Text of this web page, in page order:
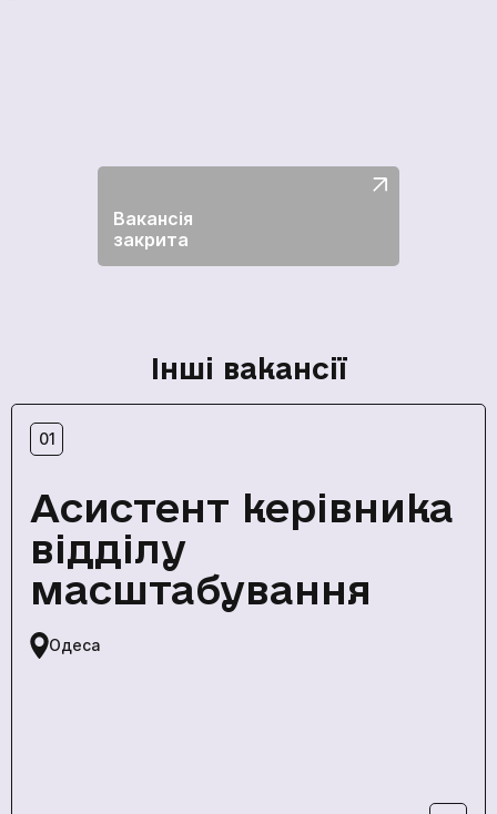
Вакансія
закрита
Інші вакансії
01
Асистент керівника
відділу
масштабування
Одеса